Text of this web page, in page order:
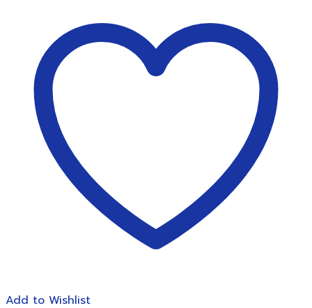
23S13
Add to Wishlist